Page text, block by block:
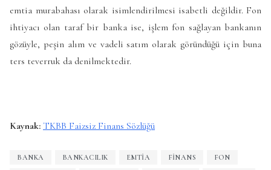
emtia murabahası olarak isimlendirilmesi isabetli değildir. Fon
ihtiyacı olan taraf bir banka ise, işlem fon sağlayan bankanın
gözüyle, peşin alım ve vadeli satım olarak göründüğü için buna
ters teverruk da denilmektedir.
Kaynak: TKBB Faizsiz Finans Sözlüğü
BANKA BANKACILIK EMTIA FINANS FON